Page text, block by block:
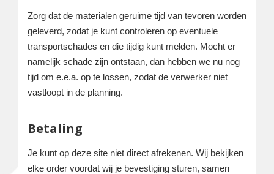
Zorg dat de materialen geruime tijd van tevoren worden
geleverd, zodat je kunt controleren op eventuele
transportschades en die tijdig kunt melden. Mocht er
namelijk schade zijn ontstaan, dan hebben we nu nog
tijd om e.e.a. op te lossen, zodat de verwerker niet
vastloopt in de planning.
Betaling
Je kunt op deze site niet direct afrekenen. Wij bekijken
elke order voordat wij je bevestiging sturen, samen